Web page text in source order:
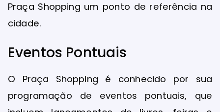
Praça Shopping um ponto de referência na
cidade.
Eventos Pontuais
O Praça Shopping é conhecido por sua
programação de eventos pontuais, que